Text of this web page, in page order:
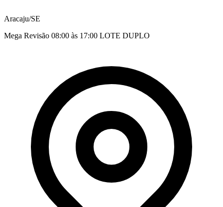
Aracaju/SE
Mega Revisão 08:00 às 17:00 LOTE DUPLO